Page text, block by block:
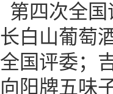
第四次全
长白山葡萄
全国评委；
向阳牌五味